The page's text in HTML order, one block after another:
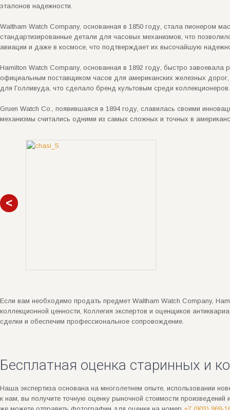
эталонов надежности.
Waltham Watch Company, основанная в 1850 году, стала пионером
стандартизированные детали для часовых механизмов, что
авиации и даже в космосе, что подтверждает их высочайшую
Hamilton Watch Company, основанная в 1892 году, быстро
официальным поставщиком часов для американских железных
для Голливуда, что сделало бренд культовым среди коллекционеров.
Gruen Watch Co., появившаяся в 1894 году, славилась своими
механизмы считались одними из самых сложных и точных в
Если вам необходимо продать предмет Waltham Watch Company,
коллекционной ценности, Коллегия экспертов и оценщиков
сделки и обеспечим профессиональное сопровождение.
Бесплатная оценка старинных и
Наша экспертиза основана на многолетнем опыте, использовании
к нам, вы получите точную оценку рыночной стоимости